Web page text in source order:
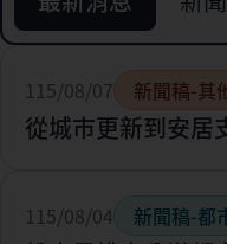
115/08/07 新聞稿-其
從城市更新到安居
115/08/04 新聞稿-都